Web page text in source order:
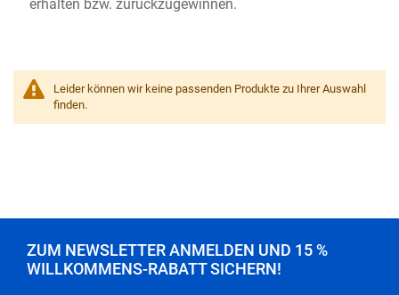
erhalten bzw. zurückzugewinnen.
Leider können wir keine passenden Produkte zu Ihrer Auswahl
finden.
ZUM NEWSLETTER ANMELDEN UND 15 %
WILLKOMMENS-RABATT SICHERN!